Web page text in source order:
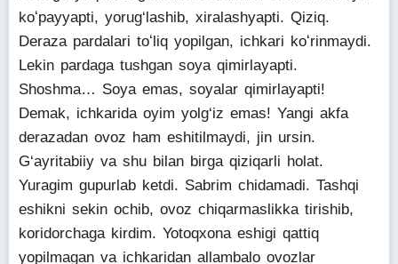
koʻpayyapti, yorug‘lashib, xiralashyapti. Qiziq.
Deraza pardalari toʻliq yopilgan, ichkari koʻrinmaydi.
Lekin pardaga tushgan soya qimirlayapti.
Shoshma… Soya emas, soyalar qimirlayapti!
Demak, ichkarida oyim yolg‘iz emas! Yangi akfa
derazadan ovoz ham eshitilmaydi, jin ursin.
G‘ayritabiiy va shu bilan birga qiziqarli holat.
Yuragim gupurlab ketdi. Sabrim chidamadi. Tashqi
eshikni sekin ochib, ovoz chiqarmaslikka tirishib,
koridorchaga kirdim. Yotoqxona eshigi qattiq
yopilmagan va ichkaridan allambalo ovozlar